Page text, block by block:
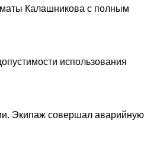
Калашникова с полным
использования
Экипаж совершал аварийную